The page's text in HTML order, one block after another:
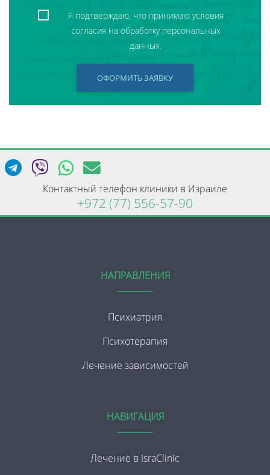
Я подтверждаю, что принимаю условия
согласия на обработку персональных
данных.
ОФОРМИТЬ ЗАЯВКУ
Контактный телефон клиники в Израиле
+972 (77) 556-57-90
НАПРАВЛЕНИЯ
Психиатрия
Психотерапия
Лечение зависимостей
НАВИГАЦИЯ
Лечение в IsraClinic